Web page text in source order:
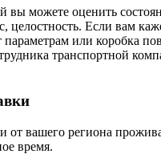
вы можете оценить
целостность. Если вам
параметрам или коробка
транспортной
от вашего региона
время.